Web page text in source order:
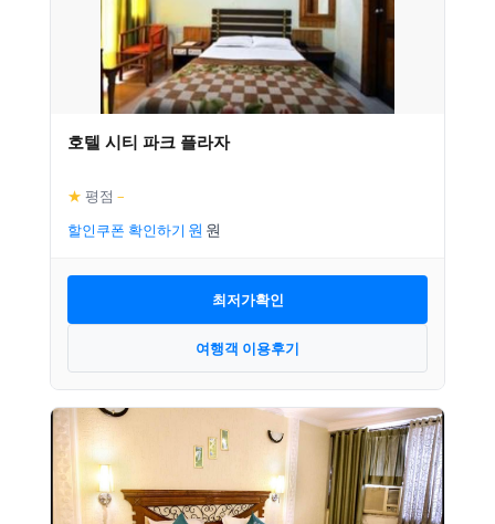
호텔 시티 파크 플라자
★ 평점 –
할인쿠폰 확인하기
최저가확인
여행객 이용후기